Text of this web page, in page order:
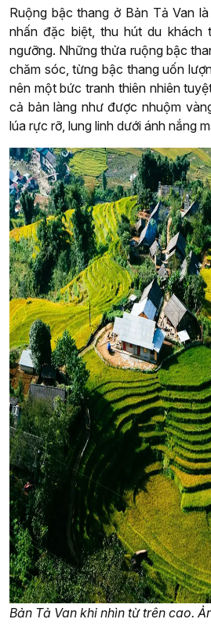
Ruộng bậc thang ở Bản Tả Van
nhấn đặc biệt, thu hút du khách
ngưỡng. Những thửa ruộng bậc
chăm sóc, từng bậc thang uốn
nên một bức tranh thiên nhiên
cả bản làng như được nhuộm
lúa rực rỡ, lung linh dưới ánh nắng
Bản Tả Van khi nhìn từ trên cao.